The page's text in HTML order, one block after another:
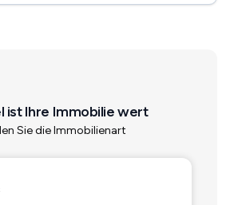
ist Ihre Immobilie wert
Sie die Immobilienart